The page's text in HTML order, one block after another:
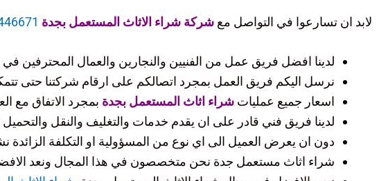
لابد ان تسارعوا في التواصل مع شركة شراء الاثاث المستعمل بجدة
لدينا افضل فريق عمل من الفنيين والنجارين والعمال المحترفين
نرسل اليكم فريق العمل بمجرد اتصالكم على ارقام شركتنا حتى
اسعار جميع عمليات شراء اثاث المستعمل بجدة بمجرد الاتفاق مع
لدينا فريق فني قادر على ان يقدم خدمات والتغليف والنقل
دون ان يعرض العميل الى اي نوع من المسؤولية او التكلفة الزائدة
شراء اثاث مستعمل جدة نحن متخصصون في هذا المجال ونعد